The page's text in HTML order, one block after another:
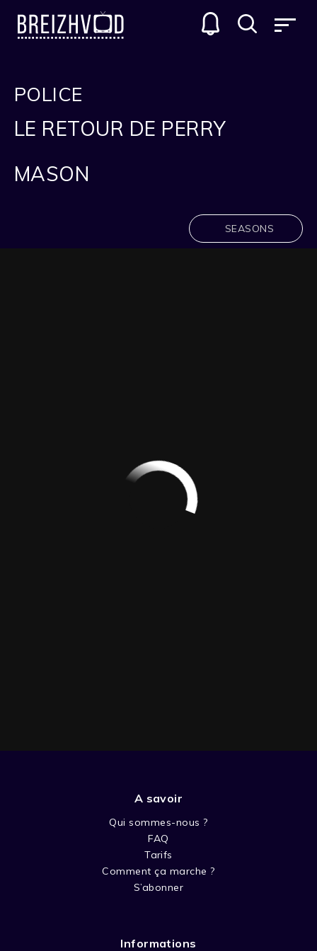
POLICE
LE RETOUR DE PERRY
MASON
SEASONS
A savoir
Qui sommes-nous ?
FAQ
Tarifs
Comment ça marche ?
S’abonner
Informations